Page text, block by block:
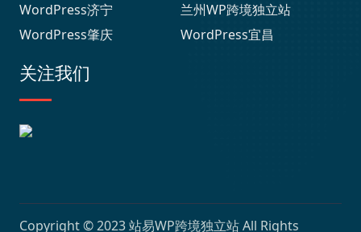
WordPress济宁
兰州WP跨境独立站
WordPress肇庆
WordPress宜昌
关注我们
Copyright © 2023站易WP跨境独立站All Rights